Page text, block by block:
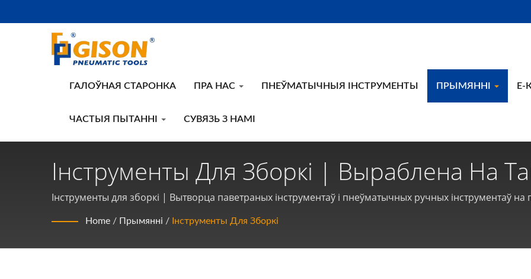
ГАЛОЎНАЯ СТАРОНКА ПРА НАС ПНЕЎМАТЫЧНЫЯ ІНСТРУМЕНТЫ ПРЫМЯННІ E-
ЧАСТЫЯ ПЫТАННІ СУВЯЗЬ З НАМІ
Інструменты Для Зборкі | Выраблена На
Паветраных Інструментаў І
Інструментаў | Gison
Інструменты для зборкі | Вытворца паветраных інструментаў і пнеўматычных ручных інструментаў
Home / Прымянні / Інструменты Для Зборкі